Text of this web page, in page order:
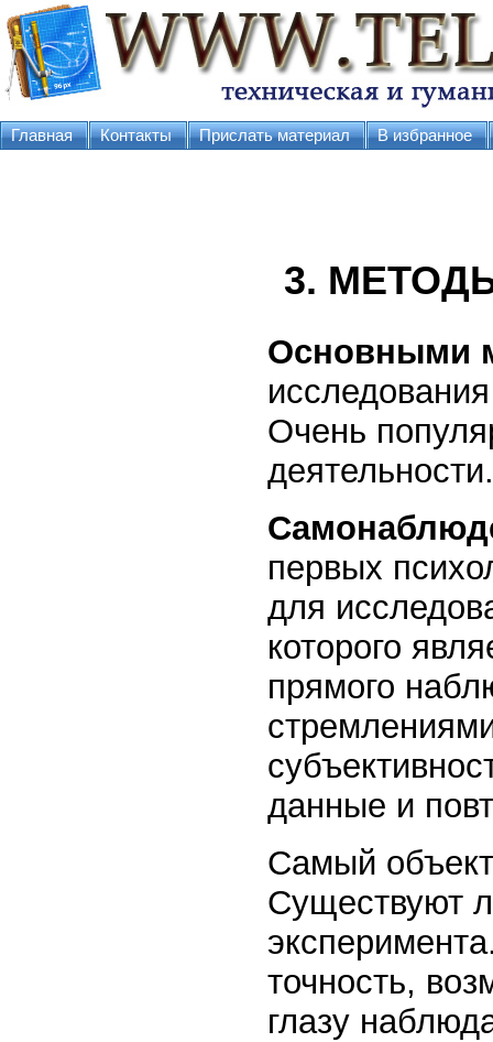
Главная Контакты Прислать материал В избранное
3.
Основными
Очень
деятельности.
первых
для
которого
прямого
данные и
Самый
Существуют
точность,
глазу